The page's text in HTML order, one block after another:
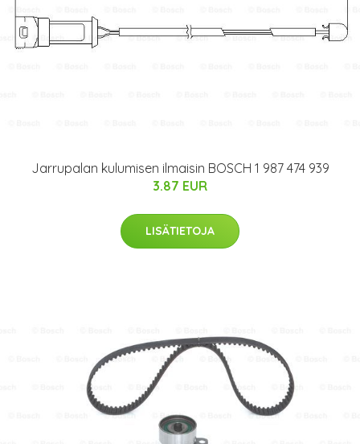
Jarrupalan kulumisen ilmaisin BOSCH 1 987 474 939
3.87 EUR
LISÄTIETOJA